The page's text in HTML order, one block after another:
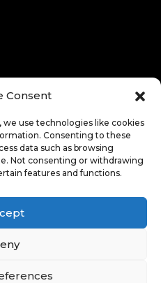
Consent
we use technologies like cookies
Consenting to these
data such as browsing
Not consenting or withdrawing
features and functions.